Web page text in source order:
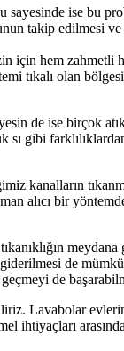
sayesinde ise bu
takip edilmesi
için hem zahmetli
tıkalı olan bölgesi
de ise birçok
sı gibi
kanalların
alıcı bir
de
de
Lavabolar
ihtiyaçları